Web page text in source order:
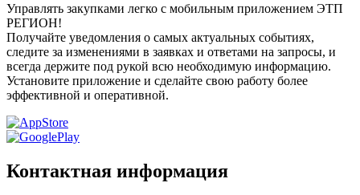
Управлять закупками легко с мобильным приложением ЭТП
РЕГИОН!
Получайте уведомления о самых актуальных событиях,
следите за изменениями в заявках и ответами на запросы, и
всегда держите под рукой всю необходимую информацию.
Установите приложение и сделайте свою работу более
эффективной и оперативной.
Контактная информация